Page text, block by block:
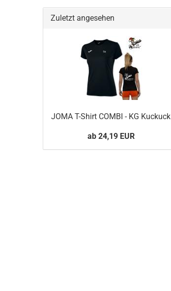
Zuletzt angesehen
JOMA T-Shirt COMBI - KG Kuckuck
ab 24,19 EUR